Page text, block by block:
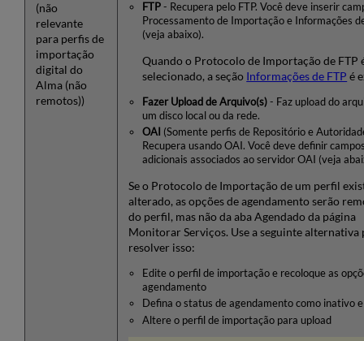
(não
relevante
para perfis de
importação
digital do
Alma (não
remotos))
FTP - Recupera pelo FTP. Você deve inserir
Processamento de Importação e Informações
(veja abaixo).
Quando o Protocolo de Importação de FTP
selecionado, a seção Informações de FTP é
Fazer Upload de Arquivo(s) - Faz upload do
um disco local ou da rede.
OAI (Somente perfis de Repositório e
Recupera usando OAI. Você deve definir
adicionais associados ao servidor OAI (veja
Se o Protocolo de Importação de um perfil
alterado, as opções de agendamento serão
do perfil, mas não da aba Agendado da página
Monitorar Serviços. Use a seguinte alternativa
resolver isso:
Edite o perfil de importação e recoloque as
agendamento
Defina o status de agendamento como inativo
Altere o perfil de importação para upload